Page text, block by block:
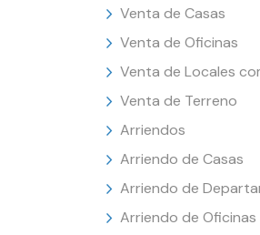
Venta de Casas
Venta de Oficinas
Venta de Locales
Venta de Terreno
Arriendos
Arriendo de Casas
Arriendo de
Arriendo de Oficinas